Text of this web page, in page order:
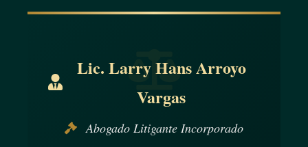
Lic. Larry Hans Arroyo
Vargas
Abogado Litigante Incorporado